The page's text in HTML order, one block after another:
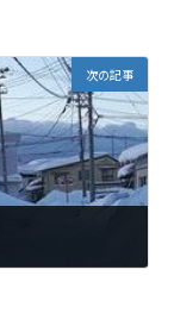
次の記事